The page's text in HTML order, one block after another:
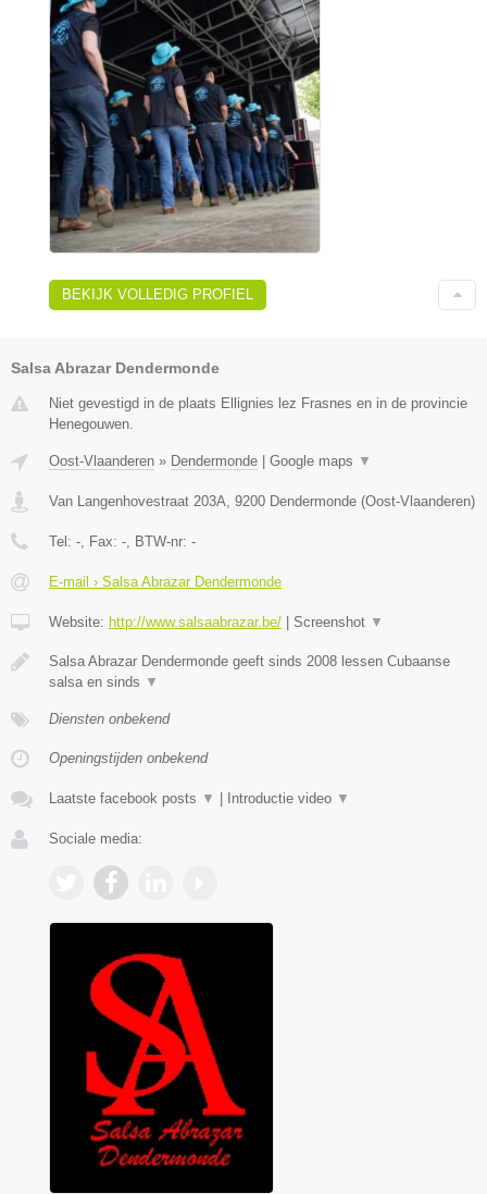
BEKIJK VOLLEDIG PROFIEL
Salsa Abrazar Dendermonde
Niet gevestigd in de plaats Ellignies lez Frasnes en in de provincie
Henegouwen.
Oost-Vlaanderen » Dendermonde Google maps ▼
Van Langenhovestraat 203A, 9200 Dendermonde (Oost-Vlaanderen)
Tel: -, Fax: -, BTW-nr: -
E-mail › Salsa Abrazar Dendermonde
Website: http://www.salsaabrazar.be/ Screenshot ▼
Salsa Abrazar Dendermonde geeft sinds 2008 lessen Cubaanse
salsa en sinds ▼
Diensten onbekend
Openingstijden onbekend
Laatste facebook posts ▼ Introductie video ▼
Sociale media: